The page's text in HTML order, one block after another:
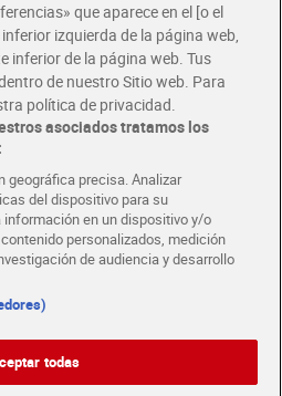
y busca tu tienda más cercana
tus compras.
MEJOR CADA DIA
TU TIENDA DIA CORPORATE
que aparece en el [o el
izquierda de la página web,
inferior de la página web. Tus
de nuestro Sitio web. Para
política de privacidad.
asociados tratamos los
geográfica precisa. Analizar
del dispositivo para su
en un dispositivo y/o
personalizados, medición
de audiencia y desarrollo
todas